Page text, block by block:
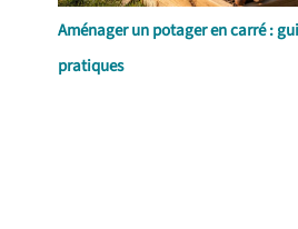
Aménager un potager en carré :
pratiques